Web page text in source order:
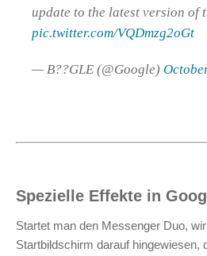
update to the latest version of
pic.twitter.com/VQDmzg2oGt
— B??GLE (@Google)
Spezielle Effekte in
Startet man den Messenger Duo,
Startbildschirm darauf hingewiesen,